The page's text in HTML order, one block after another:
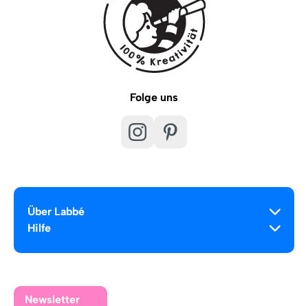
Folge uns
Über Labbé
Hilfe
Newsletter